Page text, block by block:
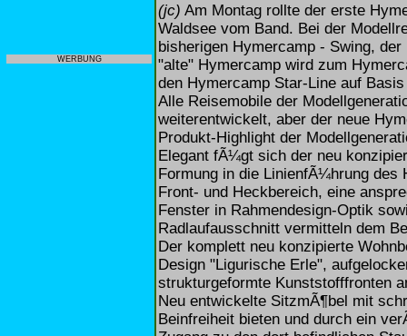
WERBUNG
(jc) Am Montag rollte der erste
Waldsee vom Band. Bei der
bisherigen Hymercamp - Swing,
"alte" Hymercamp wird zum
den Hymercamp Star-Line auf
Alle Reisemobile der
weiterentwickelt, aber der neue
Produkt-Highlight der
Elegant fÃ¼gt sich der neu
Formung in die LinienfÃ¼hrung des
Front- und Heckbereich, eine
Fenster in Rahmendesign-Optik
Radlaufausschnitt vermitteln dem
Der komplett neu konzipierte
Design "Ligurische Erle",
strukturgeformte Kunststofffronten
Neu entwickelte SitzmÃ¶bel mit
Beinfreiheit bieten und durch ein